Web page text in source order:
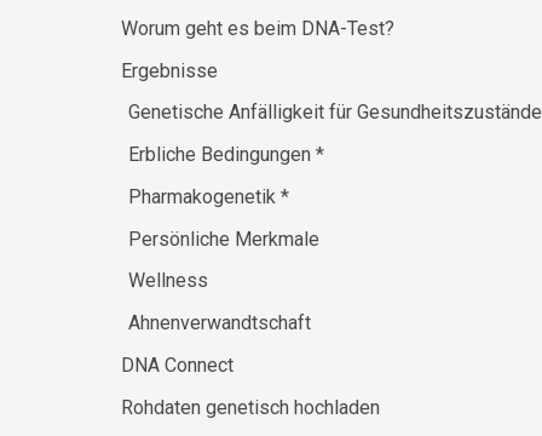
Worum geht es beim DNA-Test?
Ergebnisse
Genetische Anfälligkeit für Gesundheitszustände
Erbliche Bedingungen *
Pharmakogenetik *
Persönliche Merkmale
Wellness
Ahnenverwandtschaft
DNA Connect
Rohdaten genetisch hochladen